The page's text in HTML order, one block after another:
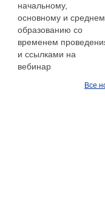
начальному,
основному и
образованию со
временем
и ссылками на
вебинар
Все